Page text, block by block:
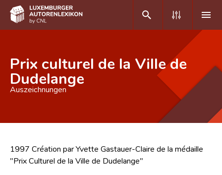
DE FR
Home
Häufige Fragen und Antworten
Prix culturel de la Ville de
Dudelange
Auszeichnungen
1997 Création par Yvette Gastauer-Claire de la médaille
"Prix Culturel de la Ville de Dudelange"